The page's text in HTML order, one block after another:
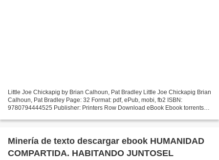
Little Joe Chickapig by Brian Calhoun, Pat Bradley Little Joe Chickapig Brian
Calhoun, Pat Bradley Page: 32 Format: pdf, ePub, mobi, fb2 ISBN:
9780794444525 Publisher: Printers Row Download eBook Ebook torrents
Minería de texto descargar ebook HUMANIDAD
COMPARTIDA. HABITANDO JUNTOSEL